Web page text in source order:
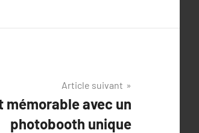
Article suivant
mémorable avec un
photobooth unique